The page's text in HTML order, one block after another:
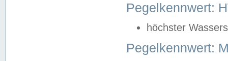
Pegelkennwert:
höchster
Pegelkennwert: